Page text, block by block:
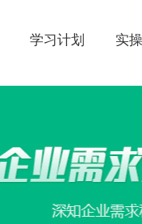
学习计划 实操